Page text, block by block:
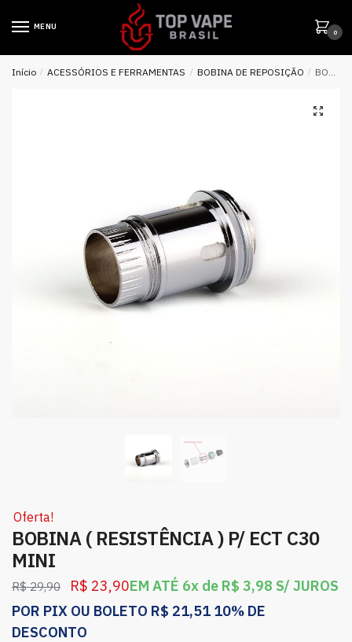
MENU
0
Início / ACESSÓRIOS E FERRAMENTAS / BOBINA DE REPOSIÇÃO / BOBINA ( RESISTÊNCIA ) P/ ECT C30 MINI
Oferta!
BOBINA ( RESISTÊNCIA ) P/ ECT C30
MINI
R$29,90 R$ 23,90EM ATÉ 6x de R$ 3,98 S/ JUROS
POR PIX OU BOLETO R$ 21,51 10% DE
DESCONTO